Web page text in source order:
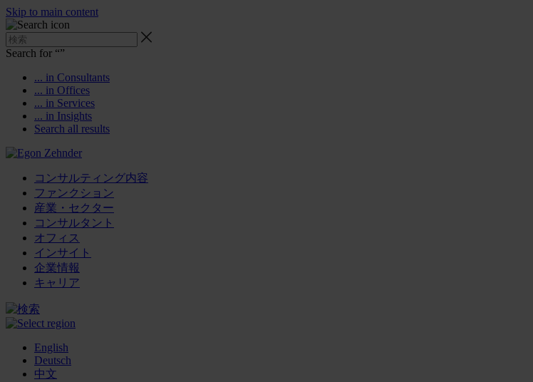
Skip to main content
Search for “”
... in Consultants
... in Offices
... in Services
... in Insights
Search all results
コンサルティング内容
ファンクション
産業・セクター
コンサルタント
オフィス
インサイト
企業情報
キャリア
English
Deutsch
中文